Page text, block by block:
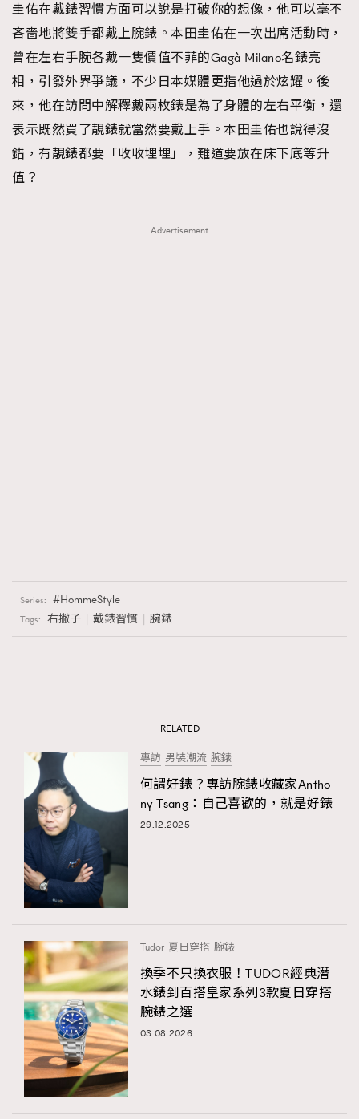
圭佑在戴錶習慣方面可以說是打破你的想像，他可以毫不
吝嗇地將雙手都戴上腕錶。本田圭佑在一次出席活動時，
曾在左右手腕各戴一隻價值不菲的Gagà Milano名錶亮
相，引發外界爭議，不少日本媒體更指他過於炫耀。後
來，他在訪問中解釋戴兩枚錶是為了身體的左右平衡，還
表示既然買了靚錶就當然要戴上手。本田圭佑也說得沒
錯，有靚錶都要「收收埋埋」，難道要放在床下底等升
值？
Advertisement
Series: HommeStyle
Tags: 右撇子 戴錶習慣 腕錶
RELATED
專訪 男裝潮流 腕錶
何謂好錶？專訪腕錶收藏家Antho
ny Tsang：自己喜歡的，就是好錶
29.12.2025
Tudor 夏日穿搭 腕錶
換季不只換衣服！TUDOR經典潛
水錶到百搭皇家系列3款夏日穿搭
腕錶之選
03.08.2026